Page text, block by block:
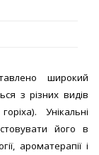
широкий
з різних видів
Унікальні
його в
ароматерапії і